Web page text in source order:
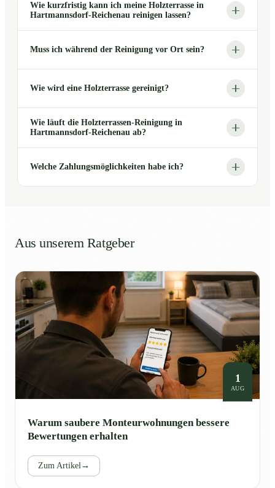
Wie kurzfristig kann ich meine Holzterrasse in
Hartmannsdorf-Reichenau reinigen lassen?
Muss ich während der Reinigung vor Ort sein?
Wie wird eine Holzterrasse gereinigt?
Wie läuft die Holzterrassen-Reinigung in
Hartmannsdorf-Reichenau ab?
Welche Zahlungsmöglichkeiten habe ich?
Aus unserem Ratgeber
1
AUG
Warum saubere Monteurwohnungen bessere
Bewertungen erhalten
Zum Artikel→